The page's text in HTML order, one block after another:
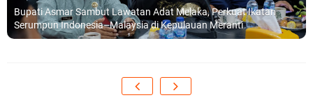
Bupati Asmar Sambut Lawatan Adat Melaka, Perkuat Ikatan
Serumpun Indonesia–Malaysia di Kepulauan Meranti